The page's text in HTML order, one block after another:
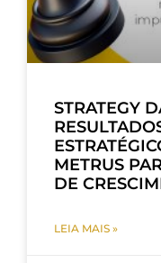
STRATEGY
METRUS
DE
LEIA MAIS »